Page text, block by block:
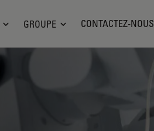
GROUPE CONTACTEZ-NOUS